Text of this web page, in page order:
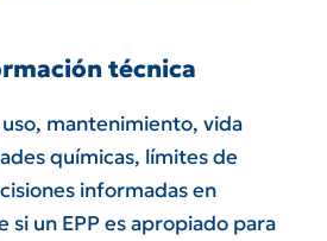
técnica
mantenimiento, vida
químicas, límites de
informadas en
si un EPP es apropiado para